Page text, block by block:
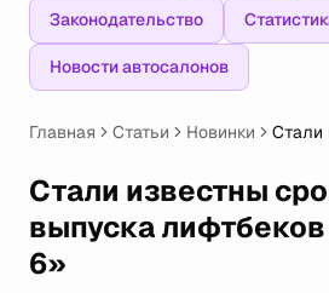
Законодательство
Новости автосалонов
Главная Статьи Новинки
Стали
Стали известны
выпуска
6»